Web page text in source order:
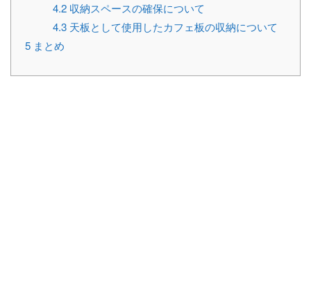
4.2 収納スペースの確保について
4.3 天板として使用したカフェ板の収納について
5 まとめ